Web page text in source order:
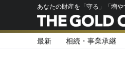
あなたの財産を「守る」「増
最新 相続・事業承継